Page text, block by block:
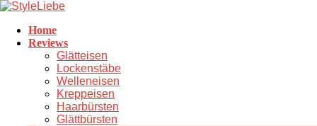
Home
Reviews
Glätteisen
Lockenstäbe
Welleneisen
Kreppeisen
Haarbürsten
Glättbürsten